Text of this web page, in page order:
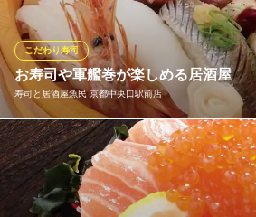
食堂 酒場 京へそ JR京都駅地下 ポル
食堂・酒場
地下鉄烏丸線京都駅 徒歩1分
京都府京都市下京区東塩小路町902
お寿司や軍艦巻が楽しめる居酒屋
寿司と居酒屋魚民 京都中央口駅前店
こだわり寿司
【当店人気！】赤身が旨い『まぐろ赤身
ダ島サーモン』などのお寿司をご用意。
を是非！炙りや漬けが好きな方には『炙
め♪お一人でちょっと日本酒を飲みなが